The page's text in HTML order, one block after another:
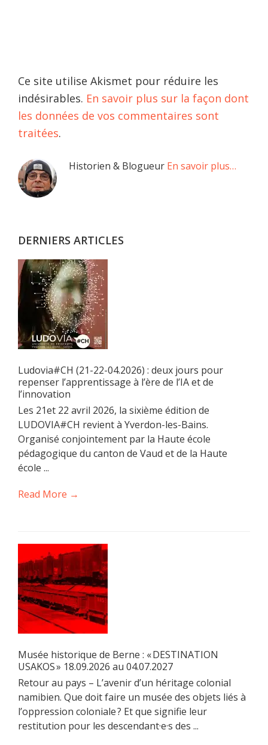
Ce site utilise Akismet pour réduire les
indésirables. En savoir plus sur la façon dont
les données de vos commentaires sont
traitées.
Barre
latérale
Historien & Blogueur En savoir plus…
DERNIERS ARTICLES
Ludovia#CH (21-22-04.2026) : deux jours pour
repenser l’apprentissage à l’ère de l’IA et de
l’innovation
Les 21et 22 avril 2026, la sixième édition de
LUDOVIA#CH revient à Yverdon-les-Bains.
Organisé conjointement par la Haute école
pédagogique du canton de Vaud et de la Haute
école ...
Read More →
Musée historique de Berne : « DESTINATION
USAKOS » 18.09.2026 au 04.07.2027
Retour au pays – L’avenir d’un héritage colonial
namibien. Que doit faire un musée des objets liés à
l’oppression coloniale ? Et que signifie leur
restitution pour les descendant·e·s des ...